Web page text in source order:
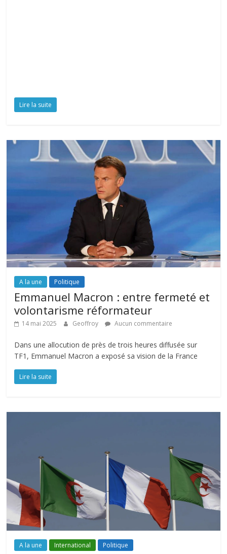
Lire la suite
A la une Politique
Emmanuel Macron : entre fermeté et
volontarisme réformateur
14 mai 2025 Geoffroy Aucun commentaire
Dans une allocution de près de trois heures diffusée sur
TF1, Emmanuel Macron a exposé sa vision de la France
Lire la suite
A la une International Politique